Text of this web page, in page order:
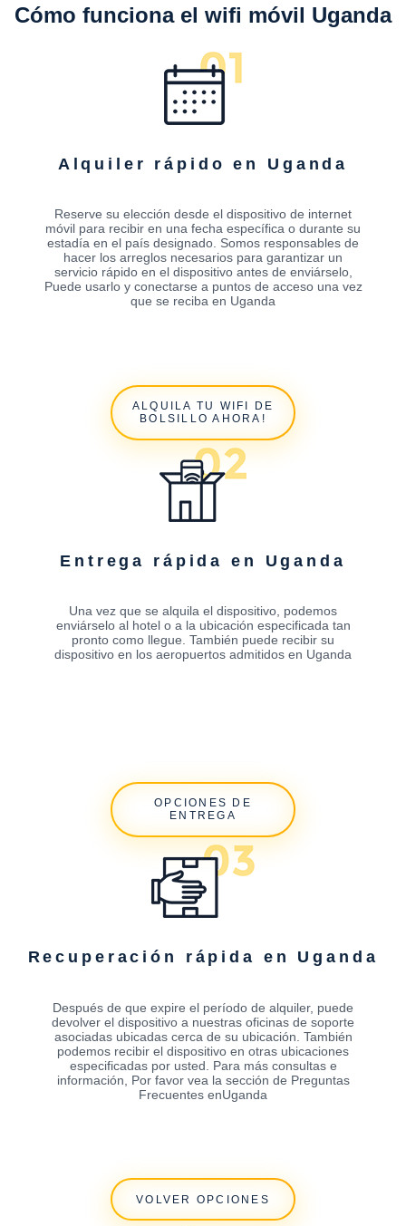
Cómo funciona el wifi móvil Uganda
Alquiler rápido en Uganda
Reserve su elección desde el dispositivo de internet
móvil para recibir en una fecha específica o durante su
estadía en el país designado. Somos responsables de
hacer los arreglos necesarios para garantizar un
servicio rápido en el dispositivo antes de enviárselo,
Puede usarlo y conectarse a puntos de acceso una vez
que se reciba en Uganda
ALQUILA TU WIFI DE
BOLSILLO AHORA!
Entrega rápida en Uganda
Una vez que se alquila el dispositivo, podemos
enviárselo al hotel o a la ubicación especificada tan
pronto como llegue. También puede recibir su
dispositivo en los aeropuertos admitidos en Uganda
OPCIONES DE
ENTREGA
Recuperación rápida en Uganda
Después de que expire el período de alquiler, puede
devolver el dispositivo a nuestras oficinas de soporte
asociadas ubicadas cerca de su ubicación. También
podemos recibir el dispositivo en otras ubicaciones
especificadas por usted. Para más consultas e
información, Por favor vea la sección de Preguntas
Frecuentes enUganda
VOLVER OPCIONES